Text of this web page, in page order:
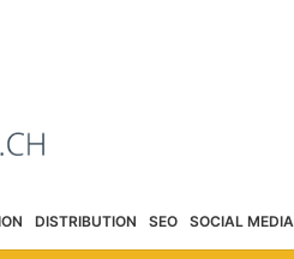
DISTRIBUTION SEO SOCIAL MEDIA